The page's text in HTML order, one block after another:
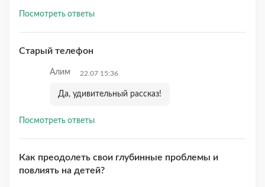
Посмотреть ответы
Старый телефон
Алим 22.07 15:36
Да, удивительный рассказ!
Посмотреть ответы
Как преодолеть свои глубинные проблемы и
повлиять на детей?